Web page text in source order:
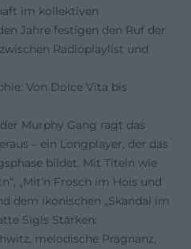
im kollektiven
Jahre festigen den Ruf der
Radioplaylist und
Von Dolce Vita bis
Murphy Gang ragt das
– ein Longplayer, der das
bildet. Mit Titeln wie
„Mit’n Frosch im Hois und
dem ikonischen „Skandal im
Sigls Stärken:
melodische Prägnanz,